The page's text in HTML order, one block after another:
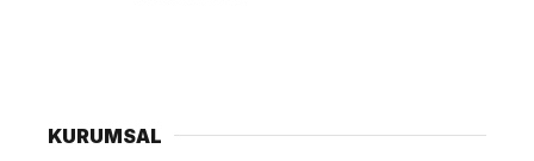
KURUMSAL